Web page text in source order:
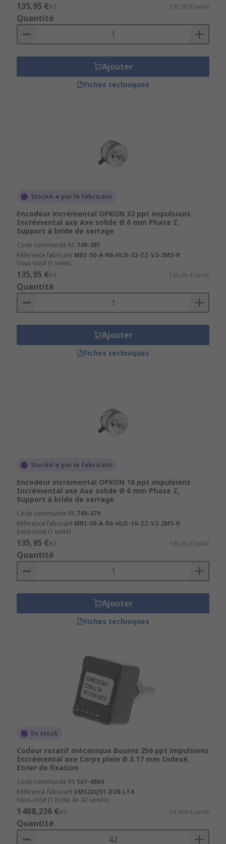
135,95 €HT 135,95 €/unité
Quantité
Ajouter
Fiches techniques
Stocké-e par le fabricant
Encodeur incrémental OPKON 32 ppt impulsions
Incrémental axe Axe solide Ø 6 mm Phase Z,
Support à bride de serrage
Code commande RS 749-381
Référence fabricant MRI-50-A-R6-HLD-32-ZZ-V2-2M5-R
Sous-total (1 unité)
135,95 €HT 135,95 €/unité
Quantité
Ajouter
Fiches techniques
Stocké-e par le fabricant
Encodeur incrémental OPKON 16 ppt impulsions
Incrémental axe Axe solide Ø 6 mm Phase Z,
Support à bride de serrage
Code commande RS 749-379
Référence fabricant MRI-50-A-R6-HLD-16-ZZ-V2-2M5-R
Sous-total (1 unité)
135,95 €HT 135,95 €/unité
Quantité
Ajouter
Fiches techniques
En stock
Codeur rotatif mécanique Bourns 256 ppt impulsions
Incrémental axe Corps plein Ø 3.17 mm Indexé,
Etrier de fixation
Code commande RS 167-4664
Référence fabricant EMS22Q51-D28-LT4
Sous-total (1 boîte de 42 unités)
1 468,236 €HT 34,958 €/unité
Quantité